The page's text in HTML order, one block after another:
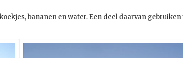
bananen en water. Een deel daarvan